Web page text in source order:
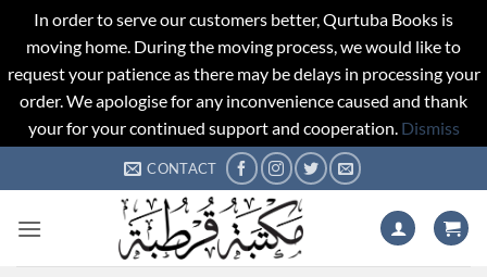
In order to serve our customers better, Qurtuba Books is
moving home. During the moving process, we would like to
request your patience as there may be delays in processing your
order. We apologise for any inconvenience caused and thank
your for your continued support and cooperation. Dismiss
to
CONTACT